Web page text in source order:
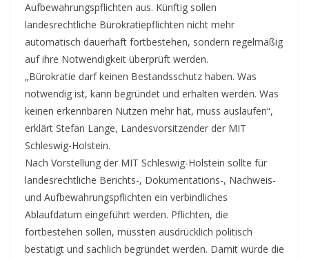
Aufbewahrungspflichten aus. Künftig sollen
landesrechtliche Bürokratiepflichten nicht mehr
automatisch dauerhaft fortbestehen, sondern regelmäßig
auf ihre Notwendigkeit überprüft werden.
„Bürokratie darf keinen Bestandsschutz haben. Was
notwendig ist, kann begründet und erhalten werden. Was
keinen erkennbaren Nutzen mehr hat, muss auslaufen“,
erklärt Stefan Lange, Landesvorsitzender der MIT
Schleswig-Holstein.
Nach Vorstellung der MIT Schleswig-Holstein sollte für
landesrechtliche Berichts-, Dokumentations-, Nachweis-
und Aufbewahrungspflichten ein verbindliches
Ablaufdatum eingeführt werden. Pflichten, die
fortbestehen sollen, müssten ausdrücklich politisch
bestätigt und sachlich begründet werden. Damit würde die